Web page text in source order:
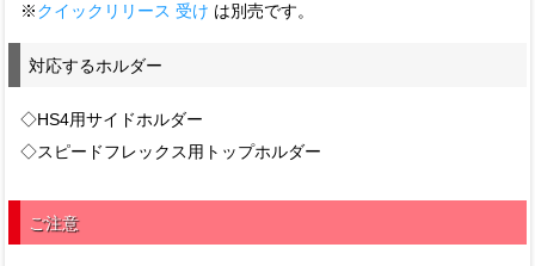
※ クイックリリース 受け は別売です。
対応するホルダー
◇HS4用サイドホルダー
◇スピードフレックス用トップホルダー
ご注意